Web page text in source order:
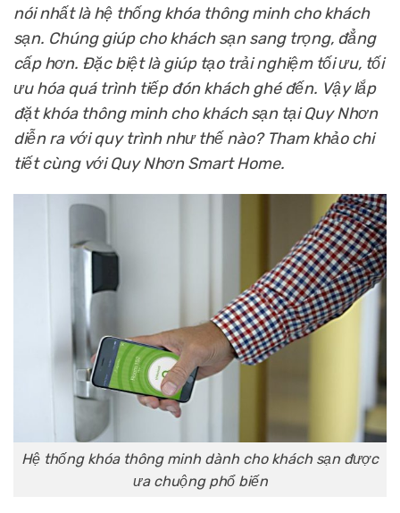
nói nhất làhệ thống khóa thông minh cho khách
sạn. Chúng giúp cho khách sạn sang trọng, đẳng
cấp hơn. Đặc biệt là giúp tạo trải nghiệm tối ưu, tối
ưu hóa quá trình tiếp đón khách ghé đến. Vậy lắp
đặt khóa thông minh cho khách sạn tại Quy Nhơn
diễn ra với quy trình như thế nào? Tham khảo chi
tiết cùng với Quy Nhơn Smart Home.
Hệ thống khóa thông minh dành cho khách sạn được
ưa chuộng phổ biến